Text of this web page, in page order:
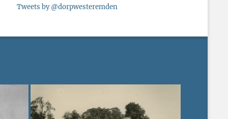
Tweets by @dorpwesteremden